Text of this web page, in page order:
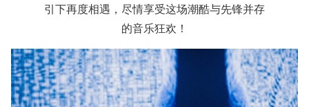
引下再度相遇，尽情享受这场潮酷与先锋并存
的音乐狂欢！